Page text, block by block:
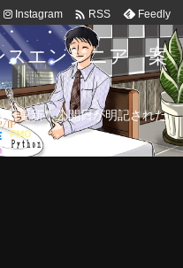
Instagram  RSS Feedly
スエンジニア 案
日更新！公開日が明記された